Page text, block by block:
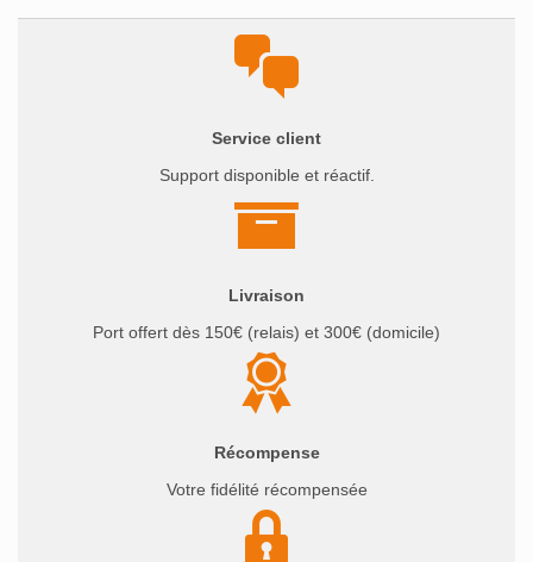
initialactuel
Service client
Support disponible et réactif.
Livraison
Port offert dès 150€ (relais) et 300€ (domicile)
Récompense
Votre fidélité récompensée